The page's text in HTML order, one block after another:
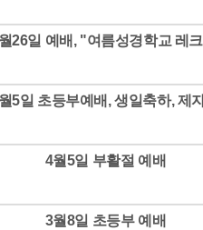
4월5일 부활절 예배
3월8일 초등부 예배